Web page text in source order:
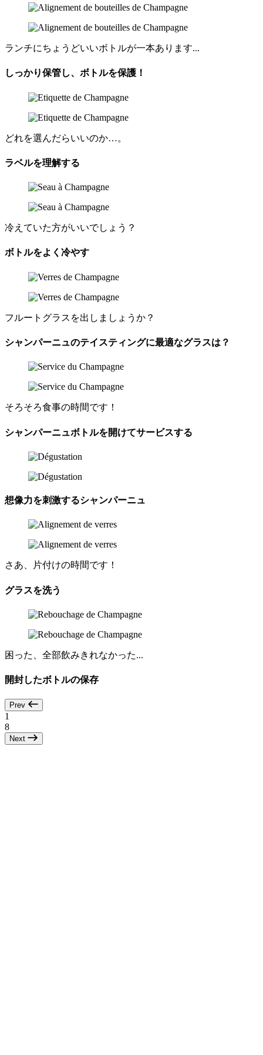
ランチにちょうどいいボトルが一本あります...
しっかり保管し、ボトルを保護！
どれを選んだらいいのか…。
ラベルを理解する
冷えていた方がいいでしょう？
ボトルをよく冷やす
フルートグラスを出しましょうか？
シャンパーニュのテイスティングに最適なグラスは？
そろそろ食事の時間です！
シャンパーニュボトルを開けてサービスする
想像力を刺激するシャンパーニュ
さあ、片付けの時間です！
グラスを洗う
困った、全部飲みきれなかった...
開封したボトルの保存
Prev
1
8
Next